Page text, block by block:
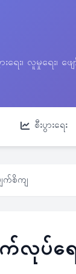
ားရေး၊ လူမှု
စီးပွားရေး
က်စိကျ
လုပ်ရ